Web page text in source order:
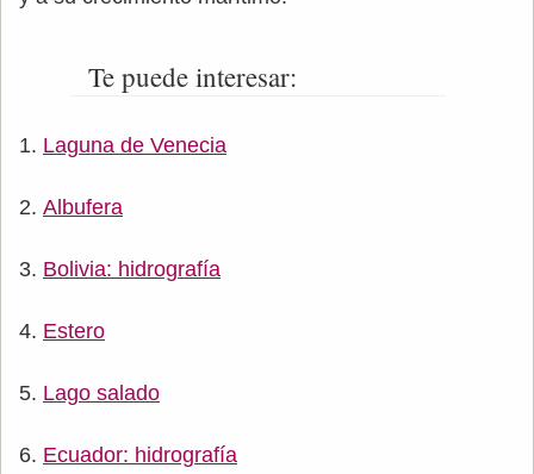
Te puede interesar:
Laguna de Venecia
Albufera
Bolivia: hidrografía
Estero
Lago salado
Ecuador: hidrografía